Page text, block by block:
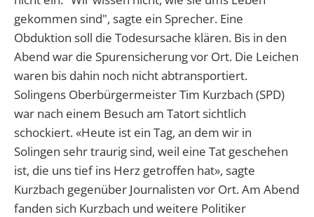
gekommen sind", sagte ein Sprecher. Eine
Obduktion soll die Todesursache klären. Bis in den
Abend war die Spurensicherung vor Ort. Die Leichen
waren bis dahin noch nicht abtransportiert.
Solingens Oberbürgermeister Tim Kurzbach (SPD)
war nach einem Besuch am Tatort sichtlich
schockiert. «Heute ist ein Tag, an dem wir in
Solingen sehr traurig sind, weil eine Tat geschehen
ist, die uns tief ins Herz getroffen hat», sagte
Kurzbach gegenüber Journalisten vor Ort. Am Abend
fanden sich Kurzbach und weitere Politiker